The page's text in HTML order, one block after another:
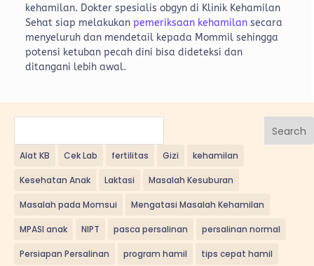
kehamilan. Dokter spesialis obgyn di Klinik Kehamilan
Sehat siap melakukan pemeriksaan kehamilansecara
menyeluruh dan mendetail kepada Mommil sehingga
potensi ketuban pecah dini bisa dideteksi dan
ditangani lebih awal.
Search
Alat KB Cek Lab fertilitas Gizi kehamilan
Kesehatan Anak Laktasi Masalah Kesuburan
Masalah pada Momsui Mengatasi Masalah Kehamilan
MPASI anak NIPT pasca persalinan persalinan normal
Persiapan Persalinan program hamil tips cepat hamil